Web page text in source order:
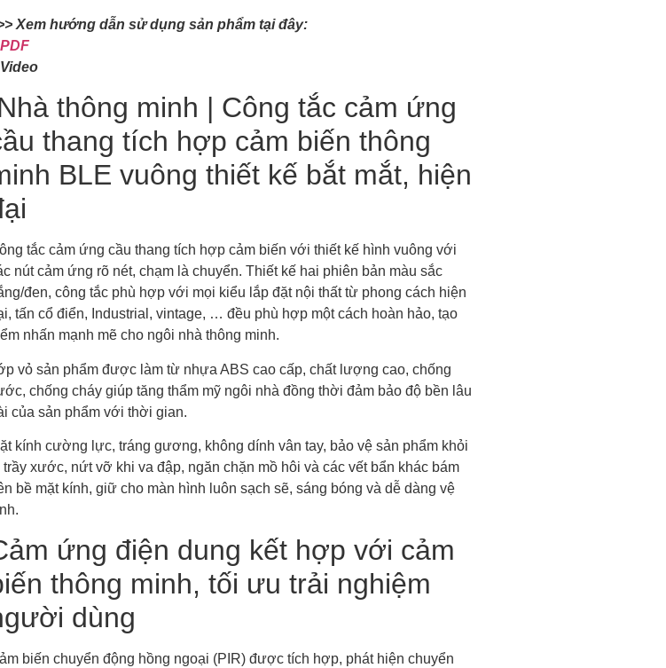
Xem hướng dẫn sử dụng sản phẩm tại đây:
PDF
thông minh | Công tắc cảm ứng
thang tích hợp cảm biến thông
BLE vuông thiết kế bắt mắt, hiện
tắc cảm ứng cầu thang tích hợp cảm biến với thiết kế hình vuông với
nút cảm ứng rõ nét, chạm là chuyển. Thiết kế hai phiên bản màu sắc
đen, công tắc phù hợp với mọi kiểu lắp đặt nội thất từ phong cách hiện
tấn cổ điển, Industrial, vintage, … đều phù hợp một cách hoàn hảo, tạo
nhấn mạnh mẽ cho ngôi nhà thông minh.
vỏ sản phẩm được làm từ nhựa ABS cao cấp, chất lượng cao, chống
chống cháy giúp tăng thẩm mỹ ngôi nhà đồng thời đảm bảo độ bền lâu
của sản phẩm với thời gian.
kính cường lực, tráng gương, không dính vân tay, bảo vệ sản phẩm khỏi
trầy xước, nứt vỡ khi va đập, ngăn chặn mồ hôi và các vết bẩn khác bám
bề mặt kính, giữ cho màn hình luôn sạch sẽ, sáng bóng và dễ dàng vệ
ứng điện dung kết hợp với cảm
thông minh, tối ưu trải nghiệm
dùng
biến chuyển động hồng ngoại (PIR) được tích hợp, phát hiện chuyển